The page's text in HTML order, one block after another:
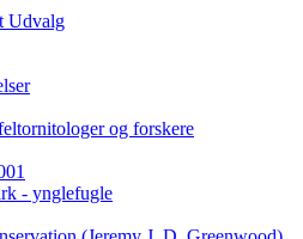
Udvalg
og forskere
- ynglefugle